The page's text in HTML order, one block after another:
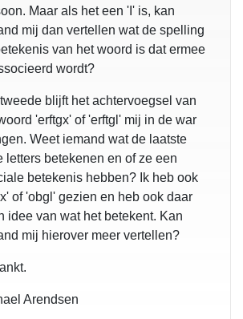
Maar als het een 'I' is, kan
mij dan vertellen wat de spelling
van het woord is dat ermee
wordt?
blijft het achtervoegsel van
'erftgx' of 'erftgl' mij in de war
Weet iemand wat de laatste
letters betekenen en of ze een
betekenis hebben? Ik heb ook
of 'obgl' gezien en heb ook daar
idee van wat het betekent. Kan
mij hierover meer vertellen?
Arendsen